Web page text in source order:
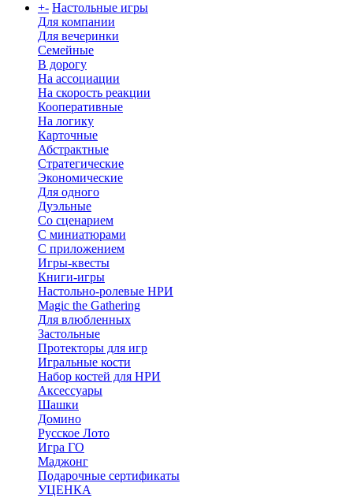
+- Настольные игры
Для компании
Для вечеринки
Семейные
В дорогу
На ассоциации
На скорость реакции
Кооперативные
На логику
Карточные
Абстрактные
Стратегические
Экономические
Для одного
Дуэльные
Со сценарием
С миниатюрами
С приложением
Игры-квесты
Книги-игры
Настольно-ролевые НРИ
Magic the Gathering
Для влюбленных
Застольные
Протекторы для игр
Игральные кости
Набор костей для НРИ
Аксессуары
Шашки
Домино
Русское Лото
Игра ГО
Маджонг
Подарочные сертификаты
УЦЕНКА